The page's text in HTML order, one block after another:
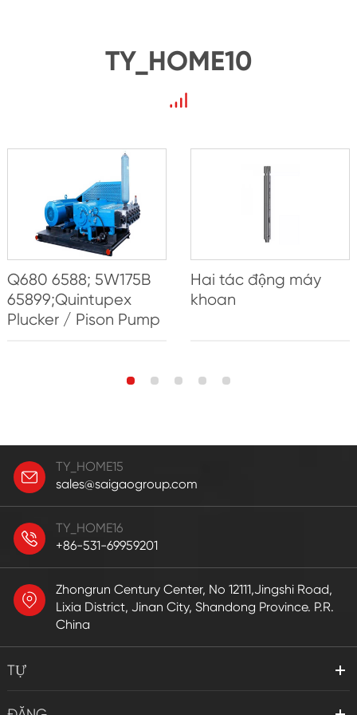
TY_HOME10
Q680 6588; 5W175B
65899;Quintupex
Plucker / Pison Pump
Hai tác động máy
khoan
TY_HOME15
sales@saigaogroup.com
TY_HOME16
+86-531-69959201
Zhongrun Century Center, No 12111,Jingshi Road,
Lixia District, Jinan City, Shandong Province. P.R.
China
TỰ